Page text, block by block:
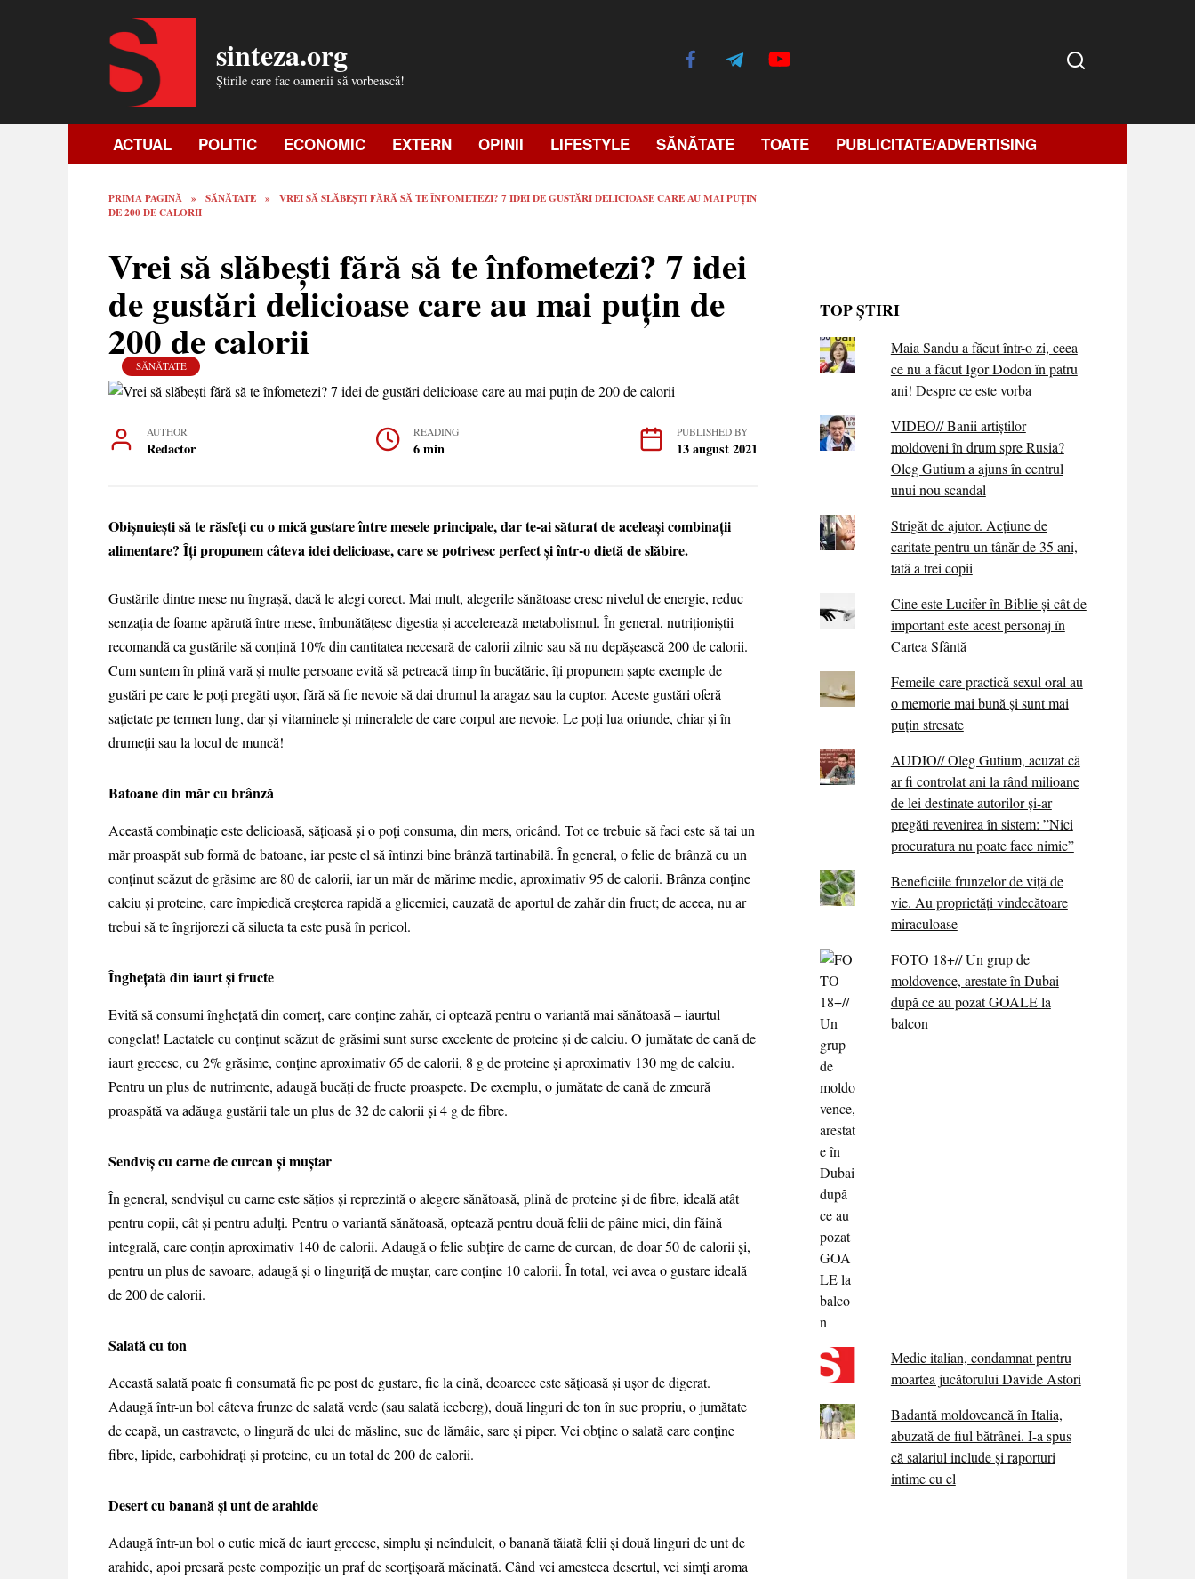
sinteza.org
Știrile care fac oamenii să vorbească!
ACTUAL POLITIC ECONOMIC EXTERN OPINII LIFESTYLE SĂNĂTATE TOATE PUBLICITATE/ADVERTISING
PRIMA PAGINĂ » SĂNĂTATE »
VREI SĂ SLĂBEŞTI FĂRĂ SĂ TE ÎNFOMETEZI? 7 IDEI DE GUSTĂRI DELICIOASE CARE AU MAI PUŢIN
DE 200 DE CALORII
Vrei să slăbeşti fără să te înfometezi? 7 idei
de gustări delicioase care au mai puţin de
200 de calorii
SĂNĂTATE
AUTHOR
Redactor
READING
6 min
PUBLISHED BY
13 august 2021
Obişnuieşti să te răsfeţi cu o mică gustare între mesele principale, dar te-ai săturat de aceleaşi combinaţii
alimentare? Îţi propunem câteva idei delicioase, care se potrivesc perfect şi într-o dietă de slăbire.
Gustările dintre mese nu îngraşă, dacă le alegi corect. Mai mult, alegerile sănătoase cresc nivelul de energie, reduc
senzaţia de foame apărută între mese, îmbunătăţesc digestia şi accelerează metabolismul. În general, nutriţioniştii
recomandă ca gustările să conţină 10% din cantitatea necesară de calorii zilnic sau să nu depăşească 200 de calorii.
Cum suntem în plină vară şi multe persoane evită să petreacă timp în bucătărie, îţi propunem şapte exemple de
gustări pe care le poţi pregăti uşor, fără să fie nevoie să dai drumul la aragaz sau la cuptor. Aceste gustări oferă
saţietate pe termen lung, dar şi vitaminele şi mineralele de care corpul are nevoie. Le poţi lua oriunde, chiar şi în
drumeţii sau la locul de muncă!
Batoane din măr cu brânză
Această combinaţie este delicioasă, săţioasă şi o poţi consuma, din mers, oricând. Tot ce trebuie să faci este să tai un
măr proaspăt sub formă de batoane, iar peste el să întinzi bine brânză tartinabilă. În general, o felie de brânză cu un
conţinut scăzut de grăsime are 80 de calorii, iar un măr de mărime medie, aproximativ 95 de calorii. Brânza conţine
calciu şi proteine, care împiedică creşterea rapidă a glicemiei, cauzată de aportul de zahăr din fruct; de aceea, nu ar
trebui să te îngrijorezi că silueta ta este pusă în pericol.
Îngheţată din iaurt şi fructe
Evită să consumi îngheţată din comerţ, care conţine zahăr, ci optează pentru o variantă mai sănătoasă – iaurtul
congelat! Lactatele cu conţinut scăzut de grăsimi sunt surse excelente de proteine şi de calciu. O jumătate de cană de
iaurt grecesc, cu 2% grăsime, conţine aproximativ 65 de calorii, 8 g de proteine şi aproximativ 130 mg de calciu.
Pentru un plus de nutrimente, adaugă bucăţi de fructe proaspete. De exemplu, o jumătate de cană de zmeură
proaspătă va adăuga gustării tale un plus de 32 de calorii şi 4 g de fibre.
Sendviş cu carne de curcan şi muştar
În general, sendvişul cu carne este săţios şi reprezintă o alegere sănătoasă, plină de proteine şi de fibre, ideală atât
pentru copii, cât şi pentru adulţi. Pentru o variantă sănătoasă, optează pentru două felii de pâine mici, din făină
integrală, care conţin aproximativ 140 de calorii. Adaugă o felie subţire de carne de curcan, de doar 50 de calorii şi,
pentru un plus de savoare, adaugă şi o linguriţă de muştar, care conţine 10 calorii. În total, vei avea o gustare ideală
de 200 de calorii.
Salată cu ton
Această salată poate fi consumată fie pe post de gustare, fie la cină, deoarece este săţioasă şi uşor de digerat.
Adaugă într-un bol câteva frunze de salată verde (sau salată iceberg), două linguri de ton în suc propriu, o jumătate
de ceapă, un castravete, o lingură de ulei de măsline, suc de lămâie, sare şi piper. Vei obţine o salată care conţine
fibre, lipide, carbohidraţi şi proteine, cu un total de 200 de calorii.
Desert cu banană şi unt de arahide
Adaugă într-un bol o cutie mică de iaurt grecesc, simplu şi neîndulcit, o banană tăiată felii şi două linguri de unt de
arahide, apoi presară peste compoziţie un praf de scorţişoară măcinată. Când vei amesteca desertul, vei simţi aroma
TOP ȘTIRI
Maia Sandu a făcut într-o zi, ceea
ce nu a făcut Igor Dodon în patru
ani! Despre ce este vorba
VIDEO// Banii artiștilor
moldoveni în drum spre Rusia?
Oleg Gutium a ajuns în centrul
unui nou scandal
Strigăt de ajutor. Acțiune de
caritate pentru un tânăr de 35 ani,
tată a trei copii
Cine este Lucifer în Biblie și cât de
important este acest personaj în
Cartea Sfântă
Femeile care practică sexul oral au
o memorie mai bună și sunt mai
puțin stresate
AUDIO// Oleg Gutium, acuzat că
ar fi controlat ani la rând milioane
de lei destinate autorilor și-ar
pregăti revenirea în sistem: ”Nici
procuratura nu poate face nimic”
Beneficiile frunzelor de viță de
vie. Au proprietăţi vindecătoare
miraculoase
FOTO 18+// Un grup de
moldovence, arestate în Dubai
după ce au pozat GOALE la
balcon
Medic italian, condamnat pentru
moartea jucătorului Davide Astori
Badantă moldoveancă în Italia,
abuzată de fiul bătrânei. I-a spus
că salariul include și raporturi
intime cu el